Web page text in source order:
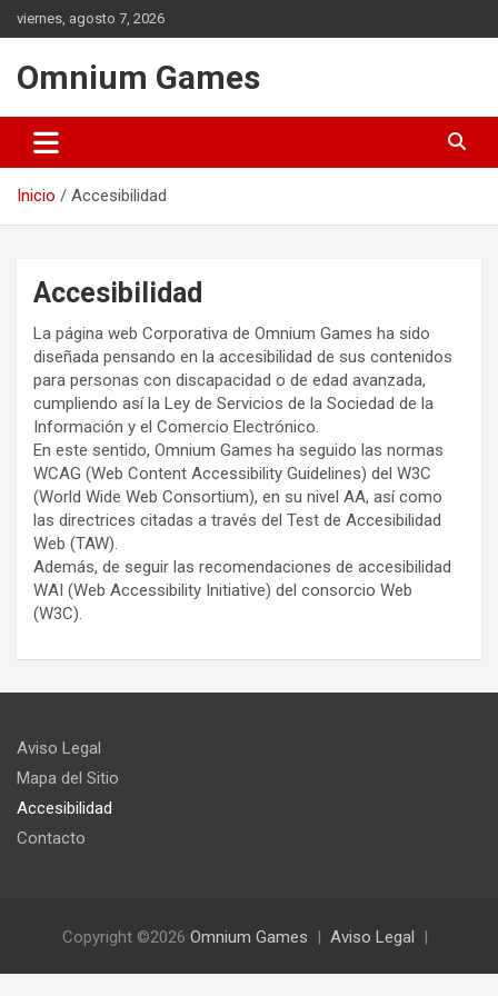
Saltar
al
viernes, agosto 7, 2026
Omnium Games
Inicio Accesibilidad
Accesibilidad
La página web Corporativa de Omnium Games ha sido
diseñada pensando en la accesibilidad de sus contenidos
para personas con discapacidad o de edad avanzada,
cumpliendo así la Ley de Servicios de la Sociedad de la
Información y el Comercio Electrónico.
En este sentido, Omnium Games ha seguido las normas
WCAG (Web Content Accessibility Guidelines) del W3C
(World Wide Web Consortium), en su nivel AA, así como
las directrices citadas a través del Test de Accesibilidad
Web (TAW).
Además, de seguir las recomendaciones de accesibilidad
WAI (Web Accessibility Initiative) del consorcio Web
(W3C).
Aviso Legal
Mapa del Sitio
Accesibilidad
Contacto
Copyright ©2026 Omnium Games Aviso Legal